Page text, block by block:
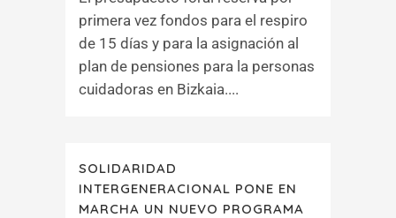
primera vez fondos para el respiro
de 15 días y para la asignación al
plan de pensiones para la personas
cuidadoras en Bizkaia....
SOLIDARIDAD
INTERGENERACIONAL PONE EN
MARCHA UN NUEVO PROGRAMA